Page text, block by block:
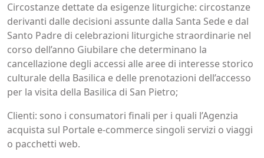
Circostanze dettate da esigenze liturgiche: circostanze
derivanti dalle decisioni assunte dalla Santa Sede e dal
Santo Padre di celebrazioni liturgiche straordinarie nel
corso dell’anno Giubilare che determinano la
cancellazione degli accessi alle aree di interesse storico
culturale della Basilica e delle prenotazioni dell’accesso
per la visita della Basilica di San Pietro;
Clienti: sono i consumatori finali per i quali l’Agenzia
acquista sul Portale e-commerce singoli servizi o viaggi
o pacchetti web.